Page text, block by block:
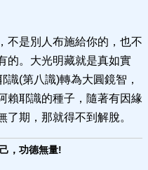
不是別人布施給你的，也不
的。大光明藏就是真如實
(第八識)轉為大圓鏡智，
賴耶識的種子，隨著有因緣
期，那就得不到解脫。
，功德無量!